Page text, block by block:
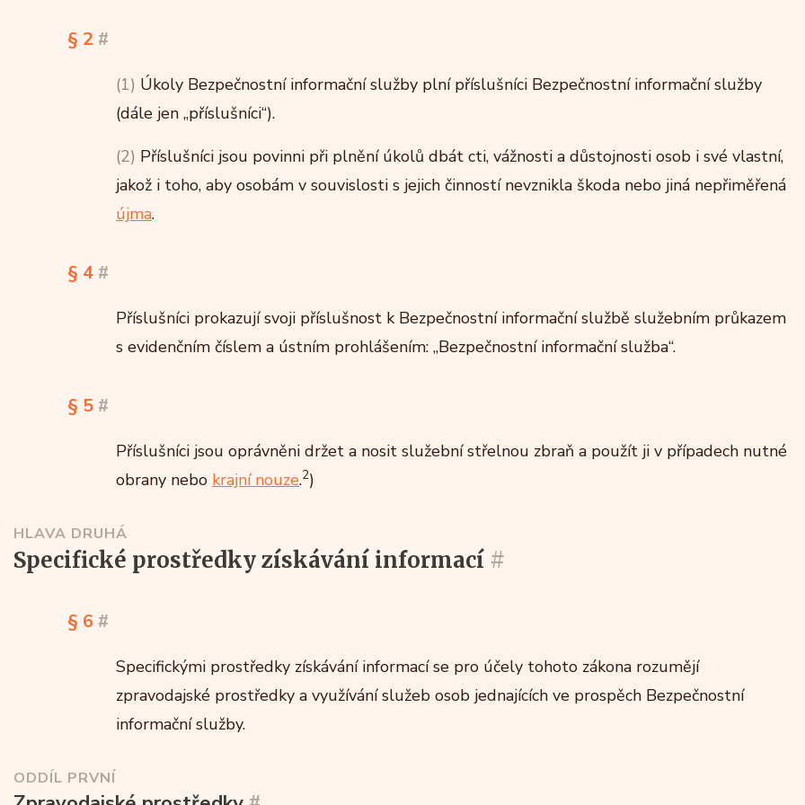
§ 2 #
(1) Úkoly Bezpečnostní informační služby plní příslušníci Bezpečnostní informační služby
(dále jen „příslušníci“).
(2) Příslušníci jsou povinni při plnění úkolů dbát cti, vážnosti a důstojnosti osob i své vlastní,
jakož i toho, aby osobám v souvislosti s jejich činností nevznikla škoda nebo jiná nepřiměřená
újma.
§ 4 #
Příslušníci prokazují svoji příslušnost k Bezpečnostní informační službě služebním průkazem
s evidenčním číslem a ústním prohlášením: „Bezpečnostní informační služba“.
§ 5 #
Příslušníci jsou oprávněni držet a nosit služební střelnou zbraň a použít ji v případech nutné
obrany nebo krajní nouze.2)
HLAVA DRUHÁ
specifické prostředky získávání informací #
§ 6 #
Specifickými prostředky získávání informací se pro účely tohoto zákona rozumějí
zpravodajské prostředky a využívání služeb osob jednajících ve prospěch Bezpečnostní
informační služby.
ODDÍL PRVNÍ